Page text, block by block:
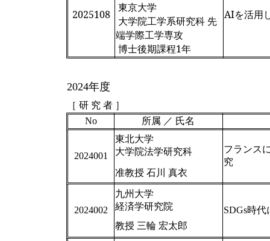
2025108
東京大学
大学院工学系研究科 先
端学際工学専攻
博士後期課程1年
AIを活用
2024年度
［ 研 究 者 ］
No
所属 ／ 氏名
2024001
東北大学
大学院法学研究科
准教授 石川 真衣
フランス
究
2024002
九州大学
経済学研究院
教授 三輪 宏太郎
SDGs時